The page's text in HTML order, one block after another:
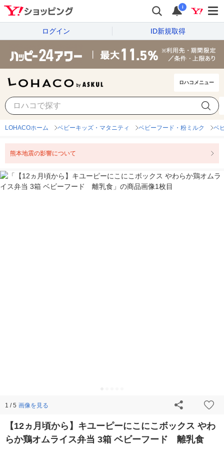
i
ログイン ID新規取得
ロハコメニュー
LOHACOホーム ベビーキッズ・マタニティ ベビーフード・粉ミルク ベ
熊本地震の影響について
1 / 5 画像を見る
【12ヵ月頃から】キユーピーにこにこボックス やわ
らか鶏オムライス弁当 3箱 ベビーフード 離乳食